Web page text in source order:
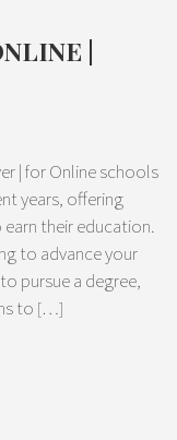
|
| for Online schools
years, offering
their education.
to advance your
pursue a degree,
to […]